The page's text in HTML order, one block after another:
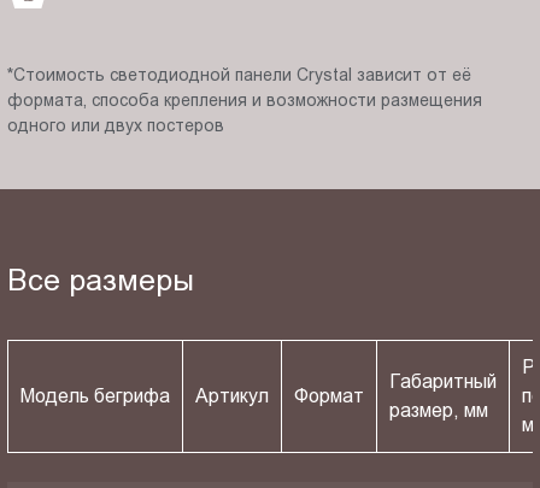
*Стоимость светодиодной панели Crystal зависит от её
формата, способа крепления и возможности размещения
одного или двух постеров
Все размеры
Модель бегрифа Артикул Формат
Габаритный
размер, мм